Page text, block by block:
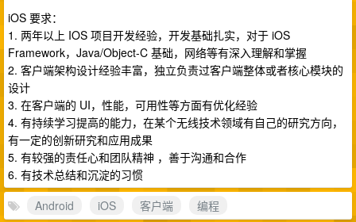
iOS 要求：
1. 两年以上 IOS 项目开发经验，开发基础扎实，对于 iOS
Framework，Java/Object-C 基础，网络等有深入理解和掌握
2. 客户端架构设计经验丰富，独立负责过客户端整体或者核心模块的
设计
3. 在客户端的 UI，性能，可用性等方面有优化经验
4. 有持续学习提高的能力，在某个无线技术领域有自己的研究方向，
有一定的创新研究和应用成果
5. 有较强的责任心和团队精神 ，善于沟通和合作
6. 有技术总结和沉淀的习惯
Android
iOS 客户端
编程